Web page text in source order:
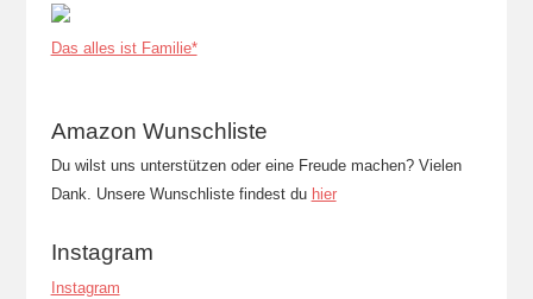
Das alles ist Familie*
Amazon Wunschliste
Du wilst uns unterstützen oder eine Freude machen? Vielen
Dank. Unsere Wunschliste findest du hier
Instagram
Instagram